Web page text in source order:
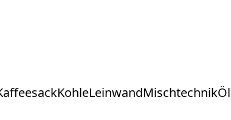
KohleLeinwandMischtechnikÖl